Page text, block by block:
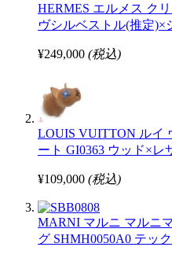
HERMES エルメス ク
ヴシルベストル(推定)×
¥249,000 (税込)
LOUIS VUITTON ルイ
ート GI0363 ウッド×レ
¥109,000 (税込)
MARNI マルニ マルニ
グ SHMH0050A0 テッ